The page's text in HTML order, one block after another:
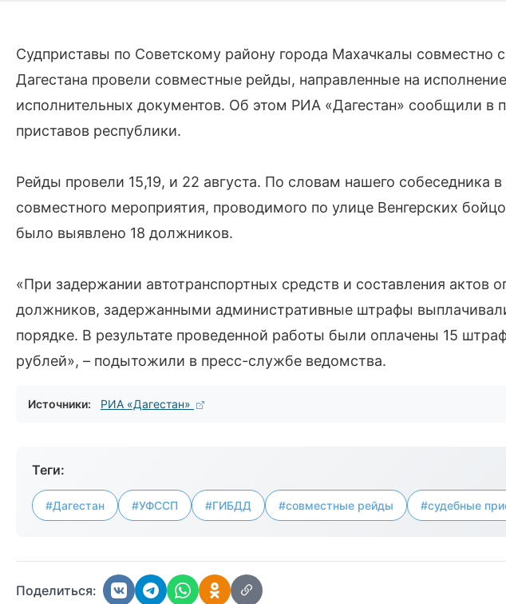
Судприставы по Советскому району города Махачкалы совместно
Дагестана провели совместные рейды, направленные на
исполнительных документов. Об этом РИА «Дагестан» сообщили в
приставов республики.
Рейды провели 15,19, и 22 августа. По словам нашего собеседника
совместного мероприятия, проводимого по улице Венгерских
было выявлено 18 должников.
«При задержании автотранспортных средств и составления актов
должников, задержанными административные штрафы
порядке. В результате проведенной работы были оплачены 15
рублей», – подытожили в пресс-службе ведомства.
Источники: РИА «Дагестан»
Теги:
#Дагестан #УФССП #ГИБДД #совместные рейды #судебные
Поделиться: